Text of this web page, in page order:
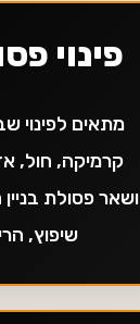
פינוי
מתאים לפינוי
קרמיקה, חול,
ושאר פסולת
שיפוץ,